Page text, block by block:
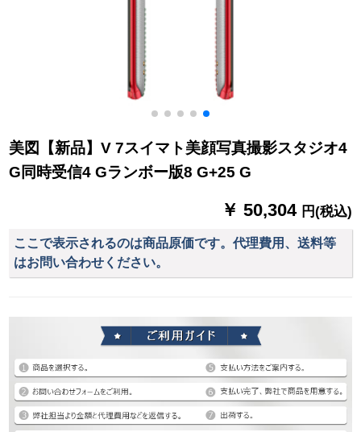
美図【新品】V 7スイマト美顔写真撮影スタジオ4
G同時受信4 Gランボー版8 G+25 G
￥ 50,304 円(税込)
ここで表示されるのは商品原価です。代理費用、送料等
はお問い合わせください。